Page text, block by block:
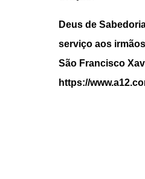
Deus de
serviço aos
São Francisco
https://